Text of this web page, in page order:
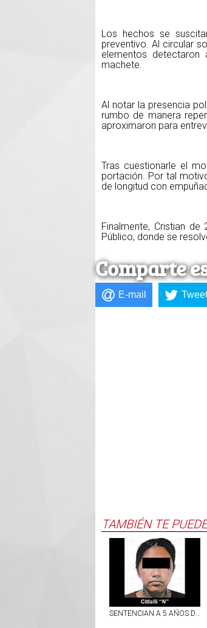
Los hechos se
preventivo. Al circular
elementos detectaron
machete.
Al notar la presencia
rumbo de manera
aproximaron para
Tras cuestionarle el
portación. Por tal
de longitud con
Finalmente, Cristian
Público, donde se
Comparte
E-mail Tweet
TAMBIÉN TE